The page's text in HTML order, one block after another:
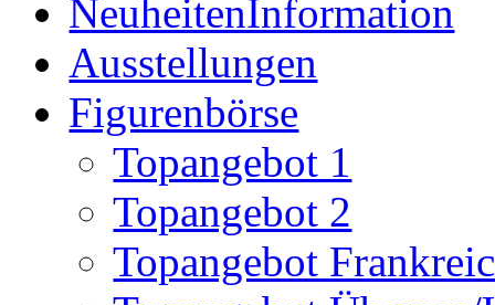
NeuheitenInformation
Ausstellungen
Figurenbörse
Topangebot 1
Topangebot 2
Topangebot